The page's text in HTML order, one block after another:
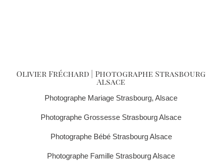
Olivier Fréchard | Photographe Strasbourg
Alsace
Photographe Mariage Strasbourg, Alsace
Photographe Grossesse Strasbourg Alsace
Photographe Bébé Strasbourg Alsace
Photographe Famille Strasbourg Alsace